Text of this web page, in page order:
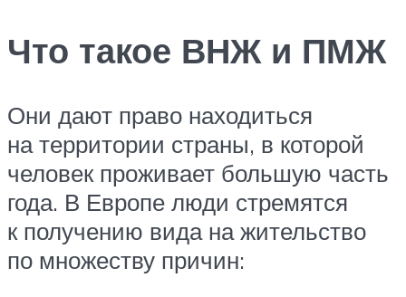
Что такое ВНЖ и ПМЖ
Они дают право находиться
на территории страны, в которой
человек проживает большую часть
года. В Европе люди стремятся
к получению вида на жительство
по множеству причин: